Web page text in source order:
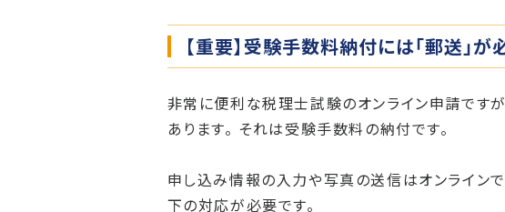
【重要】受験手数料納付には「郵送」が
非常に便利な税理士試験のオンライン申請です
あります。 それは受験手数料の納付です。
申し込み情報の入力や写真の送信はオンライン
下の対応が必要です。